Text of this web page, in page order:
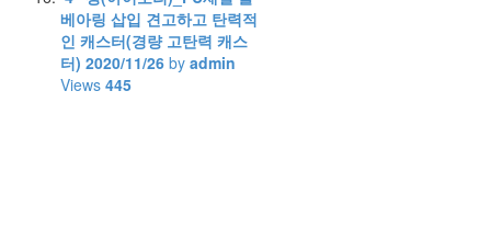
베아링 삽입 견고하고 탄력적
인 캐스터(경량 고탄력 캐스
터) 2020/11/26 by admin
Views 445